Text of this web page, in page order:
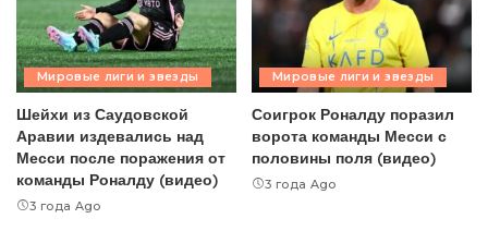
Мировые лиги и звезды
Шейхи из Саудовской
Аравии издевались над
Месси после поражения от
команды Роналду (видео)
3 года Ago
Мировые лиги и звезды
Соигрок Роналду поразил
ворота команды Месси с
половины поля (видео)
3 года Ago